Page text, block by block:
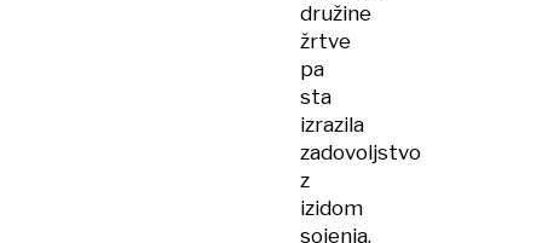
družine
žrtve
pa
sta
izrazila
zadovoljstvo
z
izidom
sojenja.